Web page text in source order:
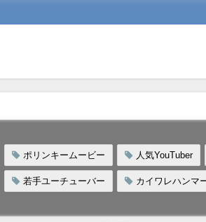
ポリンキームービー 人気YouTuber
若手ユーチューバー カイワレハンマ